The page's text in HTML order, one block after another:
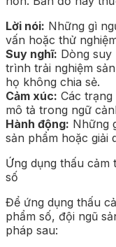
Lời nói: Những gì
vấn hoặc thử
Suy nghĩ: Dòng suy
trình trải nghiệm
họ không chia sẻ.
Cảm xúc: Các
mô tả trong ngữ
Hành động: Những
sản phẩm hoặc giải
Ứng dụng thấu
số
Để ứng dụng thấu
phẩm số, đội ngũ
pháp sau: